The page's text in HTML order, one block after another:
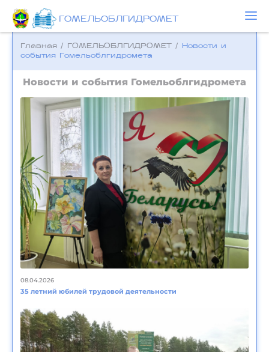
ГОМЕЛЬОБЛГИДРОМЕТ
Главная / ГОМЕЛЬОБЛГИДРОМЕТ /
Новости и
события Гомельоблгидромета
Новости и события Гомельоблгидромета
08.04.2026
35 летний юбилей трудовой деятельности